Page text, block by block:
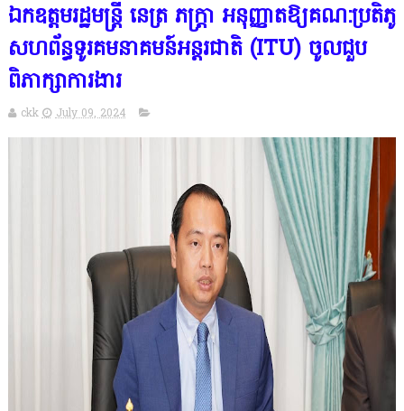
ឯកឧត្តមរដ្ឋមន្ត្រី នេត្រ ភក្ត្រា អនុញ្ញាតឱ្យគណ:ប្រតិភូ
សហព័ន្ធទូរគមនាគមន៍អន្តរជាតិ (ITU) ចូលជួប
ពិភាក្សាការងារ
ckk July 09, 2024